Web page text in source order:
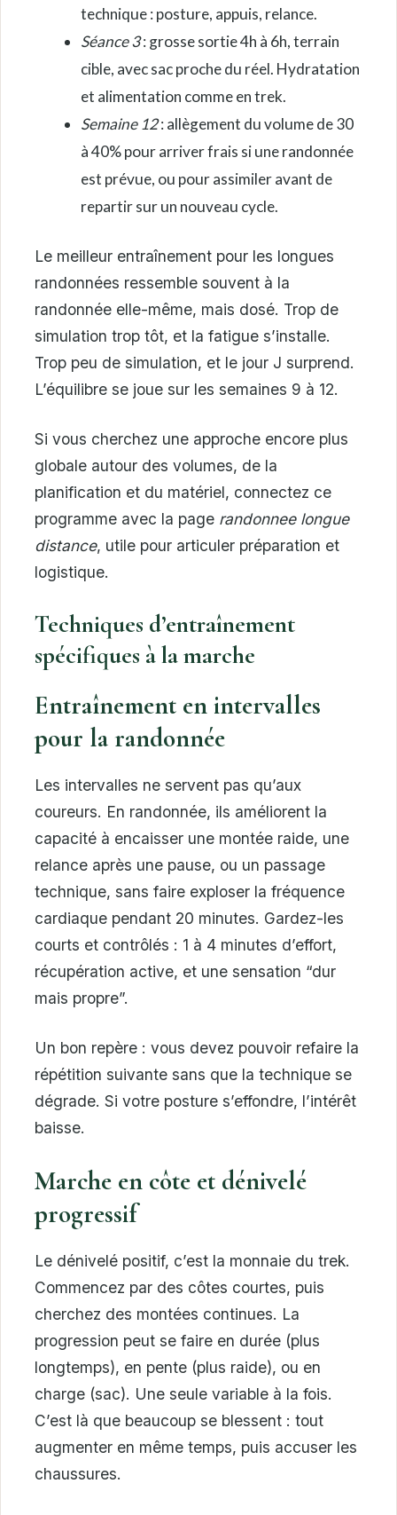
technique : posture, appuis, relance.
Séance 3: grosse sortie 4h à 6h, terrain
cible, avec sac proche du réel. Hydratation
et alimentation comme en trek.
Semaine 12: allègement du volume de 30
à 40% pour arriver frais si une randonnée
est prévue, ou pour assimiler avant de
repartir sur un nouveau cycle.
Le meilleur entraînement pour les longues
randonnées ressemble souvent à la
randonnée elle-même, mais dosé. Trop de
simulation trop tôt, et la fatigue s’installe.
Trop peu de simulation, et le jour J surprend.
L’équilibre se joue sur les semaines 9 à 12.
Si vous cherchez une approche encore plus
globale autour des volumes, de la
planification et du matériel, connectez ce
programme avec la page randonnee longue
distance, utile pour articuler préparation et
logistique.
Techniques d’entraînement
spécifiques à la marche
Entraînement en intervalles
pour la randonnée
Les intervalles ne servent pas qu’aux
coureurs. En randonnée, ils améliorent la
capacité à encaisser une montée raide, une
relance après une pause, ou un passage
technique, sans faire exploser la fréquence
cardiaque pendant 20 minutes. Gardez-les
courts et contrôlés : 1 à 4 minutes d’effort,
récupération active, et une sensation “dur
mais propre”.
Un bon repère : vous devez pouvoir refaire la
répétition suivante sans que la technique se
dégrade. Si votre posture s’effondre, l’intérêt
baisse.
Marche en côte et dénivelé
progressif
Le dénivelé positif, c’est la monnaie du trek.
Commencez par des côtes courtes, puis
cherchez des montées continues. La
progression peut se faire en durée (plus
longtemps), en pente (plus raide), ou en
charge (sac). Une seule variable à la fois.
C’est là que beaucoup se blessent : tout
augmenter en même temps, puis accuser les
chaussures.